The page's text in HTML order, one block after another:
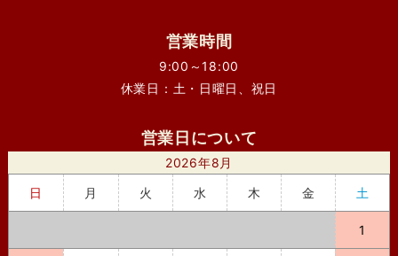
営業時間
9:00～18:00
休業日：土・日曜日、祝日
営業日について
2026年8月
日
月 火 水 木 金 土
1